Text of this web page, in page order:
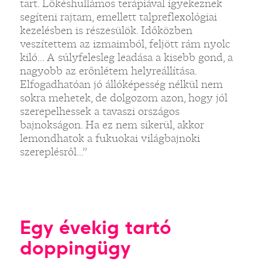
tart. Lökéshullámos terápiával igyekeznek
segíteni rajtam, emellett talpreflexológiai
kezelésben is részesülök. Időközben
veszítettem az izmaimból, feljött rám nyolc
kiló... A súlyfelesleg leadása a kisebb gond, a
nagyobb az erőnlétem helyreállítása.
Elfogadhatóan jó állóképesség nélkül nem
sokra mehetek, de dolgozom azon, hogy jól
szerepelhessek a tavaszi országos
bajnokságon. Ha ez nem sikerül, akkor
lemondhatok a fukuokai világbajnoki
szereplésről...”
Egy évekig tartó
doppingügy